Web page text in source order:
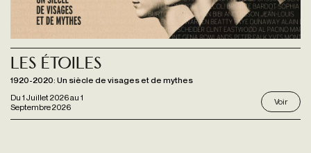
Du 1 Juillet 2026au 1
Septembre 2026
Les étoiles
1920-2020: Un siècle de visages et de mythes
Voir